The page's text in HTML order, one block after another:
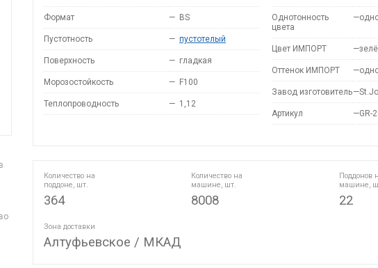
Формат — BS
Пустотность — пустотелый
Поверхность — гладкая
Морозостойкость — F100
Теплопроводность — 1,12
Однотонность
цвета
—
Цвет ИМПОРТ —
Оттенок ИМПОРТ —
Завод изготовитель—
Артикул —GR-
Количество на
поддоне, шт.
364
Количество на
машине, шт.
8008
Поддонов
машине,
22
Зона доставки
Алтуфьевское / МКАД